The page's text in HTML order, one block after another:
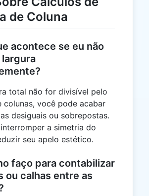
de Coluna
acontece se eu não
total não for divisível pelo
colunas, você pode acabar
desiguais ou sobrepostas.
a simetria do
seu apelo estético.
faço para contabilizar
ou calhas entre as